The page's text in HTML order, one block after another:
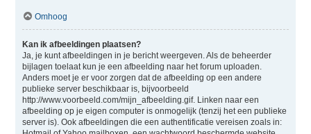
Omhoog
Kan ik afbeeldingen plaatsen?
Ja, je kunt afbeeldingen in je bericht weergeven. Als de beheerder
bijlagen toelaat kun je een afbeelding naar het forum uploaden.
Anders moet je er voor zorgen dat de afbeelding op een andere
publieke server beschikbaar is, bijvoorbeeld
http://www.voorbeeld.com/mijn_afbeelding.gif. Linken naar een
afbeelding op je eigen computer is onmogelijk (tenzij het een publieke
server is). Ook afbeeldingen die een authentificatie vereisen zoals in: